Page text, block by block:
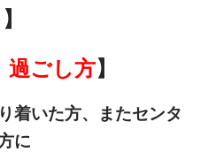
】
過ごし方】
着いた方、またセンタ
に